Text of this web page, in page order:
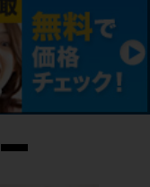
付属品に関しては写真に
さい。